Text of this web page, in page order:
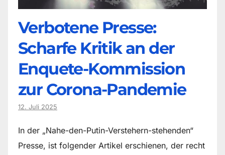
Verbotene Presse:
Scharfe Kritik an der
Enquete-Kommission
zur Corona-Pandemie
12. Juli 2025
In der „Nahe-den-Putin-Verstehern-stehenden“
Presse, ist folgender Artikel erschienen, der recht